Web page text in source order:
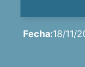
Fecha:18/11/